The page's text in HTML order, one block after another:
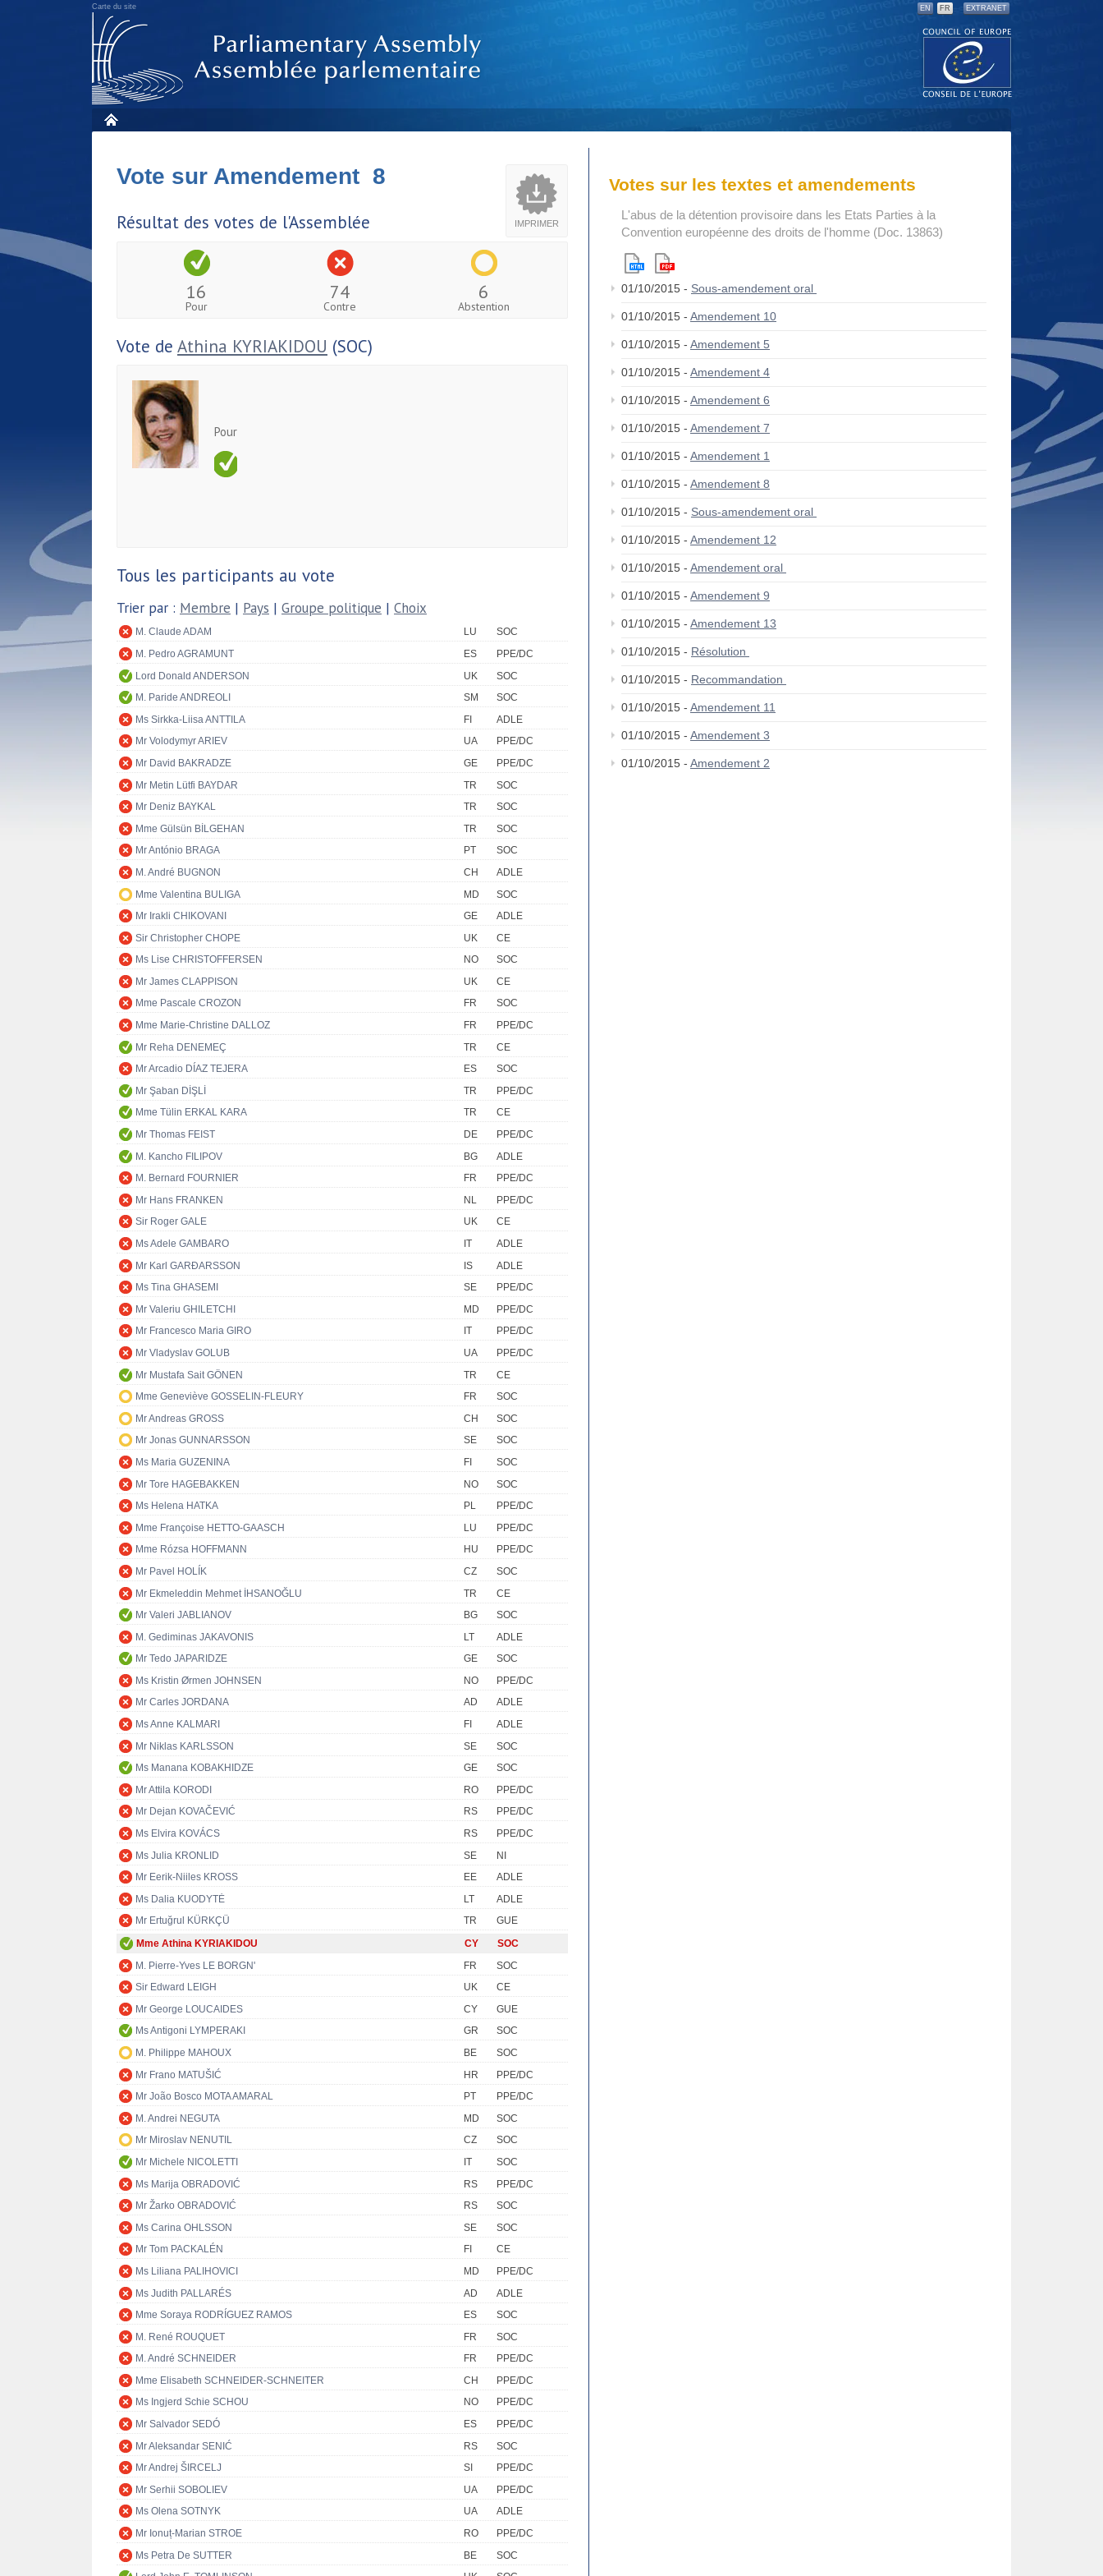
Carte du site EN FR EXTRANET
IMPRIMER
Vote sur Amendement 8
Résultat des votes de l'Assemblée
16
Pour
74
Contre
6
Abstention
Vote de Athina KYRIAKIDOU (SOC)
Pour
Tous les participants au vote
Trier par : Membre | Pays | Groupe politique | Choix
M. Claude ADAM LU
SOC
M. Pedro AGRAMUNT
ES
PPE/DC
Lord Donald ANDERSON
UK
SOC
M. Paride ANDREOLI
SM
SOC
Ms Sirkka-Liisa ANTTILA
FI
ADLE
Mr Volodymyr ARIEV
UA
PPE/DC
Mr David BAKRADZE
GE
PPE/DC
Mr Metin Lütfi BAYDAR
TR
SOC
Mr Deniz BAYKAL
TR
SOC
Mme Gülsün BİLGEHAN
TR
SOC
Mr António BRAGA
PT
SOC
M. André BUGNON
CH
ADLE
Mme Valentina BULIGA
MD
SOC
Mr Irakli CHIKOVANI
GE
ADLE
Sir Christopher CHOPE
UK
CE
Ms Lise CHRISTOFFERSEN
NO
SOC
Mr James CLAPPISON
UK
CE
Mme Pascale CROZON
FR
SOC
Mme Marie-Christine DALLOZ
FR
PPE/DC
Mr Reha DENEMEÇ
TR
CE
Mr Arcadio DÍAZ TEJERA
ES
SOC
Mr Şaban DİŞLİ
TR
PPE/DC
Mme Tülin ERKAL KARA
TR
CE
Mr Thomas FEIST
DE
PPE/DC
M. Kancho FILIPOV
BG
ADLE
M. Bernard FOURNIER
FR
PPE/DC
Mr Hans FRANKEN
NL
PPE/DC
Sir Roger GALE
UK
CE
Ms Adele GAMBARO
IT
ADLE
Mr Karl GARÐARSSON
IS
ADLE
Ms Tina GHASEMI
SE
PPE/DC
Mr Valeriu GHILETCHI
MD
PPE/DC
Mr Francesco Maria GIRO
IT
PPE/DC
Mr Vladyslav GOLUB
UA
PPE/DC
Mr Mustafa Sait GÖNEN
TR
CE
Mme Geneviève GOSSELIN-FLEURY
FR
SOC
Mr Andreas GROSS
CH
SOC
Mr Jonas GUNNARSSON
SE
SOC
Ms Maria GUZENINA
FI
SOC
Mr Tore HAGEBAKKEN
NO
SOC
Ms Helena HATKA
PL
PPE/DC
Mme Françoise HETTO-GAASCH
LU
PPE/DC
Mme Rózsa HOFFMANN
HU
PPE/DC
Mr Pavel HOLÍK
CZ
SOC
Mr Ekmeleddin Mehmet İHSANOĞLU
TR
CE
Mr Valeri JABLIANOV
BG
SOC
M. Gediminas JAKAVONIS
LT
ADLE
Mr Tedo JAPARIDZE
GE
SOC
Ms Kristin Ørmen JOHNSEN
NO
PPE/DC
Mr Carles JORDANA
AD
ADLE
Ms Anne KALMARI
FI
ADLE
Mr Niklas KARLSSON
SE
SOC
Ms Manana KOBAKHIDZE
GE
SOC
Mr Attila KORODI
RO
PPE/DC
Mr Dejan KOVAČEVIĆ
RS
PPE/DC
Ms Elvira KOVÁCS
RS
PPE/DC
Ms Julia KRONLID
SE
NI
Mr Eerik-Niiles KROSS
EE
ADLE
Ms Dalia KUODYTĖ
LT
ADLE
Mr Ertuğrul KÜRKÇÜ
TR
GUE
Mme Athina KYRIAKIDOU
CY
SOC
M. Pierre-Yves LE BORGN'
FR
SOC
Sir Edward LEIGH
UK
CE
Mr George LOUCAIDES
CY
GUE
Ms Antigoni LYMPERAKI
GR
SOC
M. Philippe MAHOUX
BE
SOC
Mr Frano MATUŠIĆ
HR
PPE/DC
Mr João Bosco MOTA AMARAL
PT
PPE/DC
M. Andrei NEGUTA
MD
SOC
Mr Miroslav NENUTIL
CZ
SOC
Mr Michele NICOLETTI
IT
SOC
Ms Marija OBRADOVIĆ
RS
PPE/DC
Mr Žarko OBRADOVIĆ
RS
SOC
Ms Carina OHLSSON
SE
SOC
Mr Tom PACKALÉN
FI
CE
Ms Liliana PALIHOVICI
MD
PPE/DC
Ms Judith PALLARÉS
AD
ADLE
Mme Soraya RODRÍGUEZ RAMOS
ES
SOC
M. René ROUQUET
FR
SOC
M. André SCHNEIDER
FR
PPE/DC
Mme Elisabeth SCHNEIDER-SCHNEITER
CH
PPE/DC
Ms Ingjerd Schie SCHOU
NO
PPE/DC
Mr Salvador SEDÓ
ES
PPE/DC
Mr Aleksandar SENIĆ
RS
SOC
Mr Andrej ŠIRCELJ
SI
PPE/DC
Mr Serhii SOBOLIEV
UA
PPE/DC
Ms Olena SOTNYK
UA
ADLE
Mr Ionuț-Marian STROE
RO
PPE/DC
Ms Petra De SUTTER
BE
SOC
Votes sur les textes et amendements
L'abus de la détention provisoire dans les Etats Parties à la
Convention européenne des droits de l'homme (Doc. 13863)
01/10/2015 - Sous-amendement oral
01/10/2015 - Amendement 10
01/10/2015 - Amendement 5
01/10/2015 - Amendement 4
01/10/2015 - Amendement 6
01/10/2015 - Amendement 7
01/10/2015 - Amendement 1
01/10/2015 - Amendement 8
01/10/2015 - Sous-amendement oral
01/10/2015 - Amendement 12
01/10/2015 - Amendement oral
01/10/2015 - Amendement 9
01/10/2015 - Amendement 13
01/10/2015 - Résolution
01/10/2015 - Recommandation
01/10/2015 - Amendement 11
01/10/2015 - Amendement 3
01/10/2015 - Amendement 2